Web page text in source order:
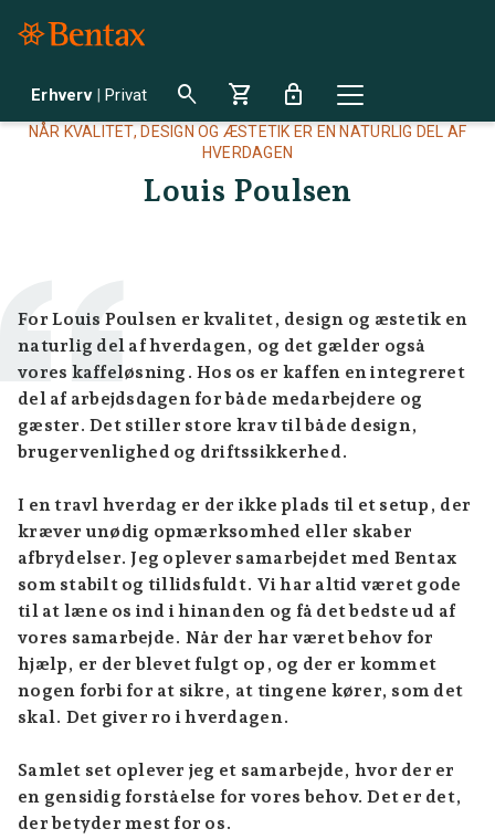
Erhverv | Privat search shopping_cart lock
NÅR KVALITET, DESIGN OG ÆSTETIK ER EN NATURLIG DEL AF
HVERDAGEN
Louis Poulsen
For Louis Poulsen er kvalitet, design og æstetik en
naturlig del af hverdagen, og det gælder også
vores kaffeløsning. Hos os er kaffen en integreret
del af arbejdsdagen for både medarbejdere og
gæster. Det stiller store krav til både design,
brugervenlighed og driftssikkerhed.
I en travl hverdag er der ikke plads til et setup, der
kræver unødig opmærksomhed eller skaber
afbrydelser. Jeg oplever samarbejdet med Bentax
som stabilt og tillidsfuldt. Vi har altid været gode
til at læne os ind i hinanden og få det bedste ud af
vores samarbejde. Når der har været behov for
hjælp, er der blevet fulgt op, og der er kommet
nogen forbi for at sikre, at tingene kører, som det
skal. Det giver ro i hverdagen.
Samlet set oplever jeg et samarbejde, hvor der er
en gensidig forståelse for vores behov. Det er det,
der betyder mest for os.